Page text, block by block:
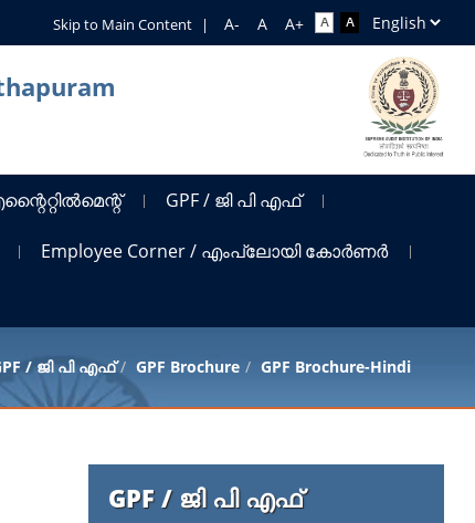
Skip to Main Content |
GPF / ജി പി എഫ്
Employee Corner / എംപ്ലോയി കോർണർ
/ ജി പി എഫ് GPF Brochure GPF Brochure-Hindi
GPF / ജി പി എഫ്